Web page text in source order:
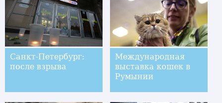
Санкт-Петербург:
после взрыва
Международная
выставка кошек в
Румынии